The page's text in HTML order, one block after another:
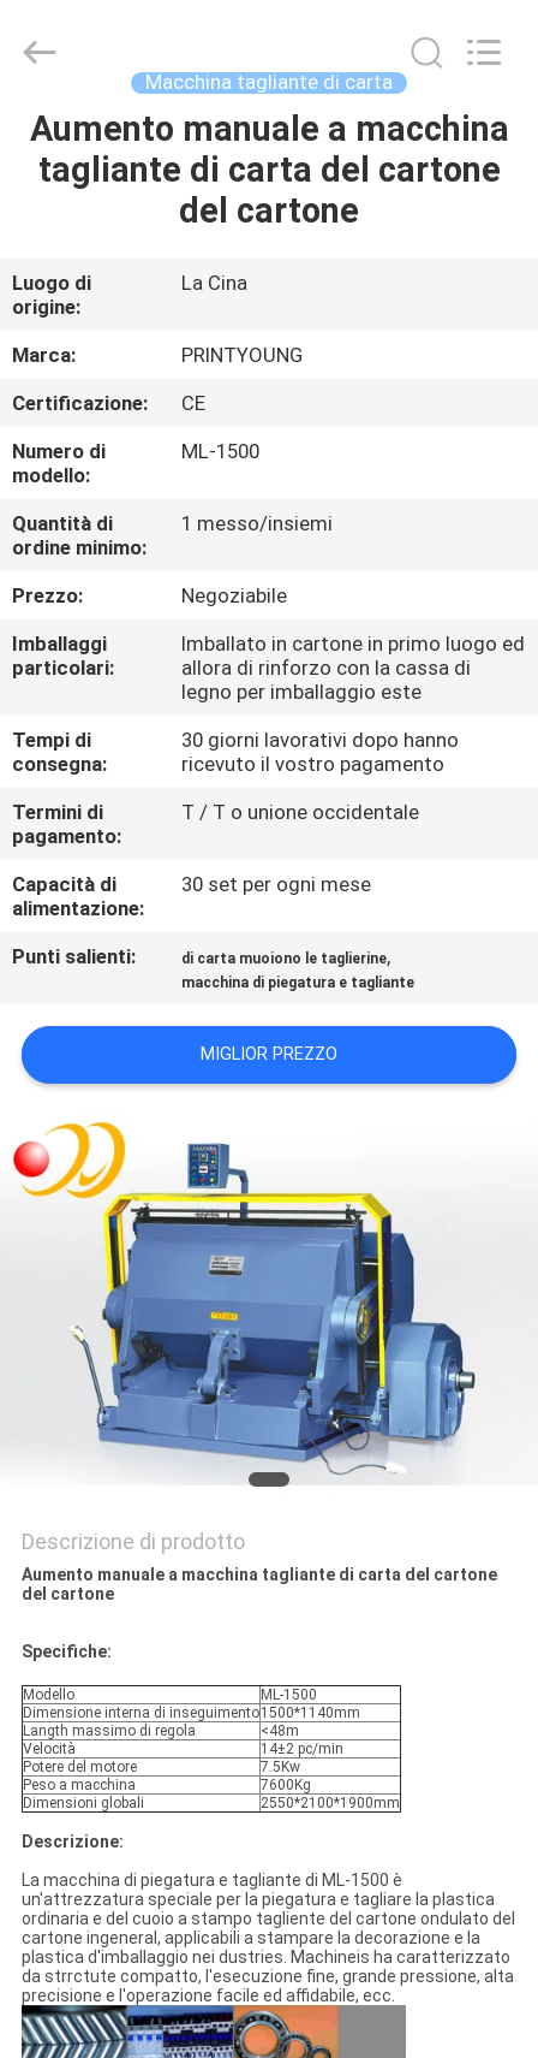
CASA
VIDEO
CIRCA
NOI
GIRO
DELLA
FABBRICA
CONTROLLO
DI
RICHIEDA
UNA
CITAZIONE
MAPPA
DEL
PRIVACY
POLICY
Printyoung
International
Rights
Reserved.
Macchina tagliante di carta
Aumento manuale a macchina
tagliante di carta del cartone
del cartone
Luogo di
origine:
La Cina
Marca:
PRINTYOUNG
Certificazione:
CE
Numero di
modello:
ML-1500
Quantità di
ordine minimo:
1 messo/insiemi
Prezzo:
Negoziabile
Imballaggi
particolari:
Imballato in cartone in primo luogo ed
allora di rinforzo con la cassa di
legno per imballaggio este
Tempi di
consegna:
30 giorni lavorativi dopo hanno
ricevuto il vostro pagamento
Termini di
pagamento:
T / T o unione occidentale
Capacità di
alimentazione:
30 set per ogni mese
Punti salienti: di carta muoiono le taglierine,
macchina di piegatura e tagliante
MIGLIOR PREZZO
Descrizione di prodotto
Aumento manuale a macchina tagliante di carta del cartone
del cartone
Specifiche:
Modello
ML-1500
Dimensione interna di inseguimento1500*1140mm
Langth massimo di regola
<48m
Velocità
14±2 pc/min
Potere del motore
7.5Kw
Peso a macchina
7600Kg
Dimensioni globali
2550*2100*1900mm
Descrizione:
La macchina di piegatura e tagliante di ML-1500 è
un'attrezzatura speciale per la piegatura e tagliare la plastica
ordinaria e del cuoio a stampo tagliente del cartone ondulato del
cartone ingeneral, applicabili a stampare la decorazione e la
plastica d'imballaggio nei dustries. Machineis ha caratterizzato
da strrctute compatto, l'esecuzione fine, grande pressione, alta
precisione e l'operazione facile ed affidabile, ecc.